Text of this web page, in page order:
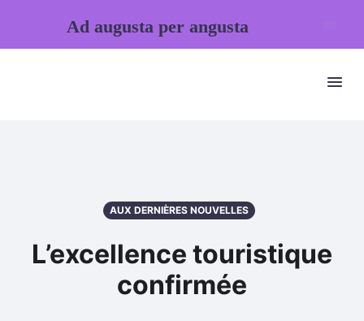
AUX DERNIÈRES NOUVELLES
L’excellence touristique
confirmée
Ad augusta per angusta